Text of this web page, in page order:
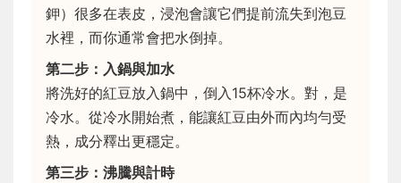
鉀）很多在表皮，浸泡會讓它們提前流失到泡豆
水裡，而你通常會把水倒掉。
第二步：入鍋與加水
將洗好的紅豆放入鍋中，倒入15杯冷水。對，是
冷水。從冷水開始煮，能讓紅豆由外而內均勻受
熱，成分釋出更穩定。
第三步：沸騰與計時